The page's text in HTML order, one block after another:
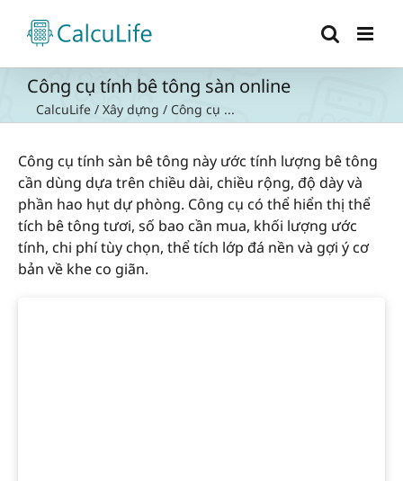
content
Công cụ tính bê tông sàn online
CalcuLife / Xây dựng / Công cụ ...
Công cụ tính sàn bê tông này ước tính lượng bê tông
cần dùng dựa trên chiều dài, chiều rộng, độ dày và
phần hao hụt dự phòng. Công cụ có thể hiển thị thể
tích bê tông tươi, số bao cần mua, khối lượng ước
tính, chi phí tùy chọn, thể tích lớp đá nền và gợi ý cơ
bản về khe co giãn.